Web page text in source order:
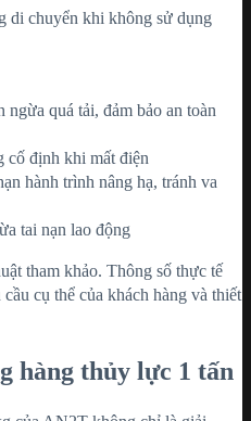
di chuyển khi không sử dụng
quá tải, đảm bảo an toàn
cố định khi mất điện
hành trình nâng hạ, tránh va
tai nạn lao động
tham khảo. Thông số thực tế
cụ thể của khách hàng và thiết
hàng thủy lực 1 tấn